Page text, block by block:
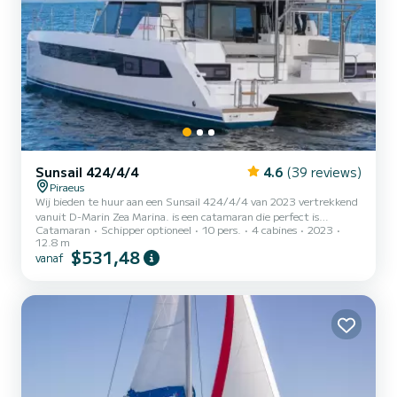
Sunsail 424/4/4 4.6 (39 reviews)
Piraeus
Wij bieden te huur aan een Sunsail 424/4/4 van 2023 vertrekkend
vanuit D-Marin Zea Marina. is een catamaran die perfect is
aangepast voor alle verhuur. Deze catamaran is zeer aangenaam om
te hanteren voor een cruise van een week of langer. De boot heeft 4
volledig uitgeruste hut(ten) en een capaciteit van 10 personen.
omgeving van D-Marin Zea Marina Deze Sunsail 424/4...
Catamaran Schipper optioneel 10 pers. 4 cabines
2023
12.8 m
vanaf $531,48